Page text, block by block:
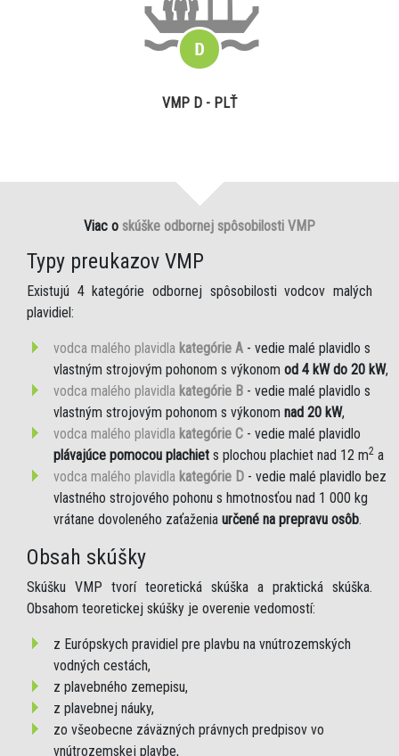
VMP D - PLŤ
Viac o skúške odbornej spôsobilosti VMP
Typy preukazov VMP
Existujú 4 kategórie odbornej spôsobilosti vodcov malých
plavidiel:
vodca malého plavidla kategórie A - vedie malé plavidlo s
vlastným strojovým pohonom s výkonom od 4 kW do 20 kW,
vodca malého plavidla kategórie B - vedie malé plavidlo s
vlastným strojovým pohonom s výkonom nad 20 kW,
vodca malého plavidla kategórie C - vedie malé plavidlo
plávajúce pomocou plachiet s plochou plachiet nad 12 m2 a
vodca malého plavidla kategórie D - vedie malé plavidlo bez
vlastného strojového pohonu s hmotnosťou nad 1 000 kg
vrátane dovoleného zaťaženia určené na prepravu osôb.
Obsah skúšky
Skúšku VMP tvorí teoretická skúška a praktická skúška.
Obsahom teoretickej skúšky je overenie vedomostí:
z Európskych pravidiel pre plavbu na vnútrozemských
vodných cestách,
z plavebného zemepisu,
z plavebnej náuky,
zo všeobecne záväzných právnych predpisov vo
vnútrozemskej plavbe,